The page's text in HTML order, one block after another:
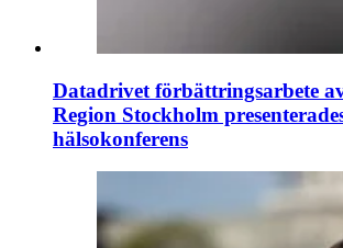
Datadrivet förbättringsarbete
Region Stockholm
hälsokonferens